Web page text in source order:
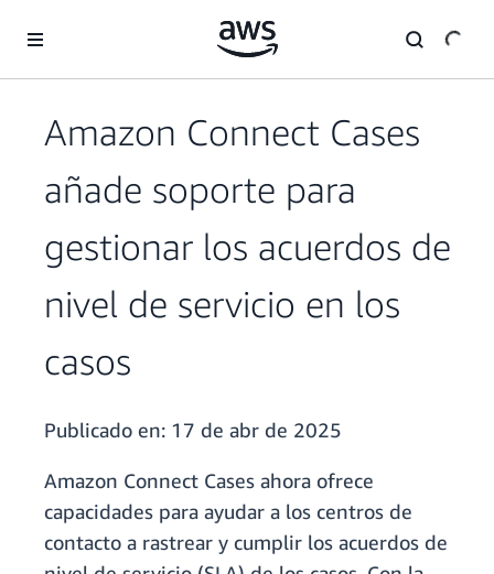
Amazon Connect Cases
añade soporte para
gestionar los acuerdos de
nivel de servicio en los
casos
Publicado en: 17 de abr de 2025
Amazon Connect Cases ahora ofrece
capacidades para ayudar a los centros de
contacto a rastrear y cumplir los acuerdos de